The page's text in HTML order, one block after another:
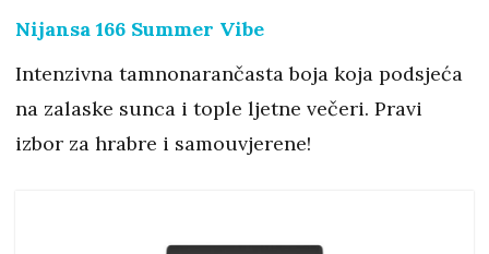
Nijansa 166 Summer Vibe
Intenzivna tamnonarančasta boja koja podsjeća
na zalaske sunca i tople ljetne večeri. Pravi
izbor za hrabre i samouvjerene!